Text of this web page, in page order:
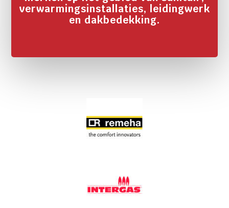
verwarmingsinstallaties, leidingwerk
en dakbedekking.